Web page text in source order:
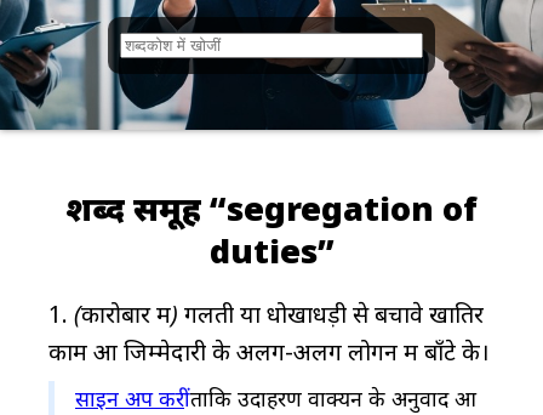
श
ब्द
मि
ल
शब्द समूह “segregation of
duties”
(कारोबार में) गलती या धोखाधड़ी से बचावे खातिर
काम आ जिम्मेदारी के अलग-अलग लोगन में बाँटे के।
साइन अप करींताकि उदाहरण वाक्यन के अनुवाद आ